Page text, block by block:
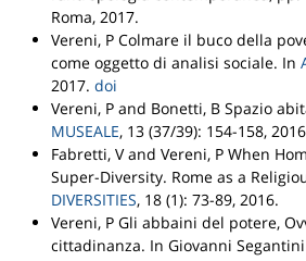
Roma, 2017.
Vereni, P Colmare il buco della
come oggetto di analisi sociale. In
2017. doi
Vereni, P and Bonetti, B Spazio
MUSEALE, 13 (37/39): 154-158,
Fabretti, V and Vereni, P When
Super-Diversity. Rome as a
DIVERSITIES, 18 (1): 73-89, 2016.
Vereni, P Gli abbaini del potere,
cittadinanza. In Giovanni